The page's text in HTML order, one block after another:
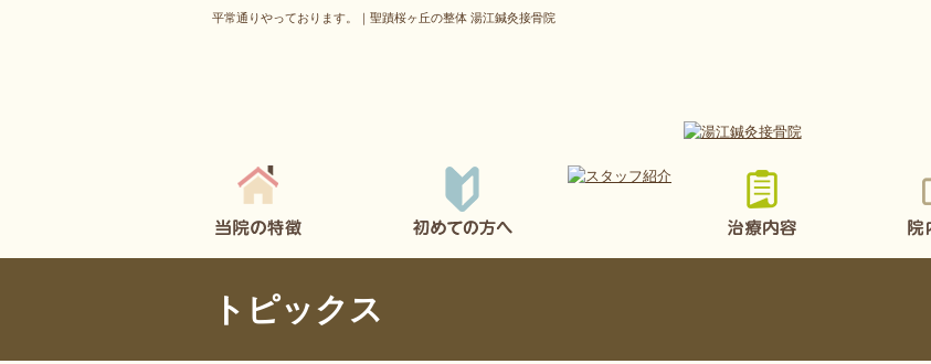
平常通りやっております。｜聖蹟桜ヶ丘の整体 湯江鍼灸接骨院
トピックス